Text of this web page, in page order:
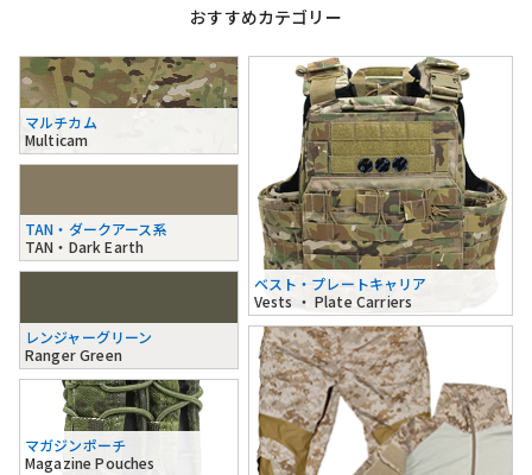
おすすめカテゴリー
マルチカム
Multicam
TAN・ダークアース系
TAN・Dark Earth
レンジャーグリーン
Ranger Green
ベスト・プレートキャリア
Vests ・ Plate Carriers
マガジンポーチ
Magazine Pouches